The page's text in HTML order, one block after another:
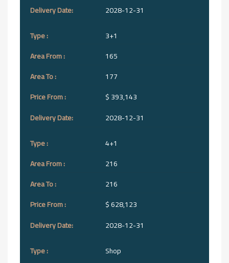
2028-12-31
3+1
165
177
$ 393,143
2028-12-31
4+1
216
216
$ 628,123
2028-12-31
Shop